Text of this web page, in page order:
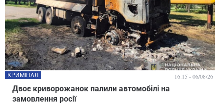
Двоє криворожанок палили автомобілі на
замовлення росії
КРИМІНАЛ 16:15 - 06/08/26